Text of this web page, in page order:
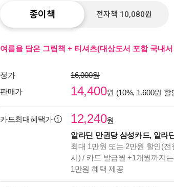
종이책 전자책 10,080원
여름을 담은 그림책 + 티셔츠(대상도서 포함 국내
정가
16,000원
판매가
14,400원 (10%, 1,600원 할
카드최대혜택가 12,240원
알라딘 만권당 삼성카드, 알라
최대 1만원 또는 2만원 할인(
시) / 카드 발급월 +1개월까지
1만원 혜택 제공